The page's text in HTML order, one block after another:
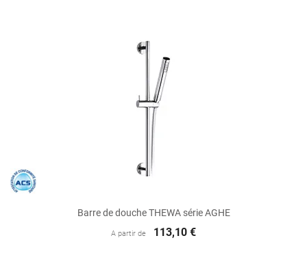
Barre de douche THEWA série AGHE
A partir de 113,10 €